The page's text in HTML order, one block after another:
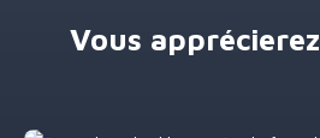
Vous apprécierez